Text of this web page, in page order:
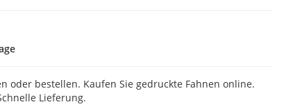
oder bestellen. Kaufen Sie gedruckte Fahnen online.
Lieferung.